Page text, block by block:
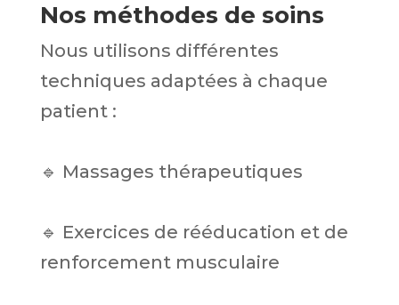
Nos méthodes de soins
Nous utilisons différentes
techniques adaptées à chaque
patient :
🔹 Massages thérapeutiques
🔹 Exercices de rééducation et de
renforcement musculaire